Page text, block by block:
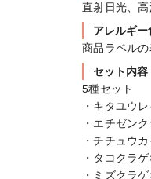
直射日光、高
アレルギー
商品ラベル
セット内容
5種セット
・キタユウ
・エチゼン
・チチュウ
・タコクラゲ
・ミズクラゲ